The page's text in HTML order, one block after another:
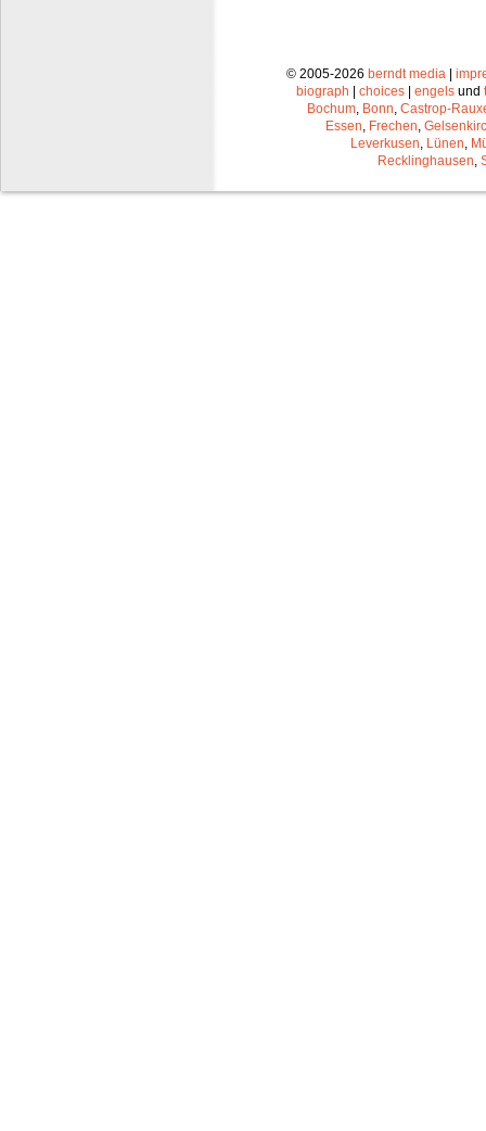
© 2005-2026 berndt media |
biograph | choices | engels und
Bochum Bonn Castrop-
Essen Frechen
Leverkusen Lünen
Recklinghausen